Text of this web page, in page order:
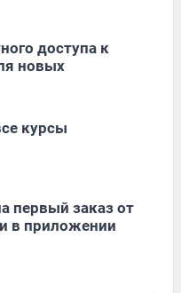
доступа к
новых
курсы
первый заказ от
в приложении